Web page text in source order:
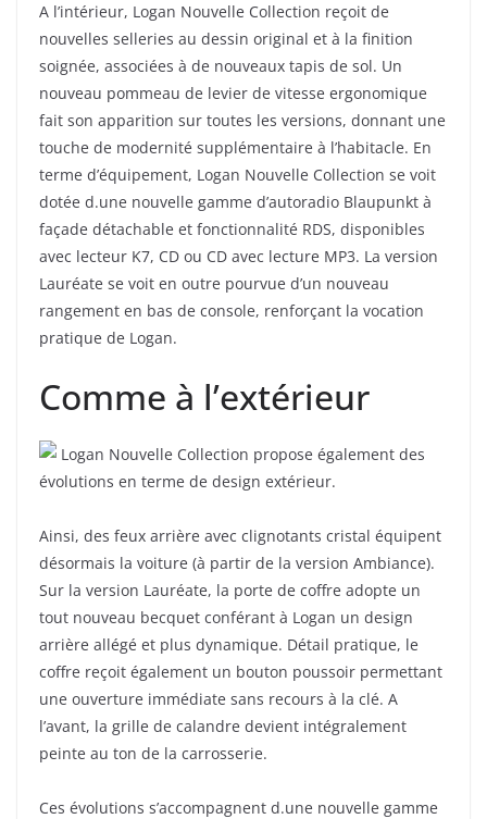
A l’intérieur, Logan Nouvelle Collection reçoit de
nouvelles selleries au dessin original et à la finition
soignée, associées à de nouveaux tapis de sol. Un
nouveau pommeau de levier de vitesse ergonomique
fait son apparition sur toutes les versions, donnant une
touche de modernité supplémentaire à l’habitacle. En
terme d’équipement, Logan Nouvelle Collection se voit
dotée d.une nouvelle gamme d’autoradio Blaupunkt à
façade détachable et fonctionnalité RDS, disponibles
avec lecteur K7, CD ou CD avec lecture MP3. La version
Lauréate se voit en outre pourvue d’un nouveau
rangement en bas de console, renforçant la vocation
pratique de Logan.
Comme à l’extérieur
Logan Nouvelle Collection propose également des
évolutions en terme de design extérieur.
Ainsi, des feux arrière avec clignotants cristal équipent
désormais la voiture (à partir de la version Ambiance).
Sur la version Lauréate, la porte de coffre adopte un
tout nouveau becquet conférant à Logan un design
arrière allégé et plus dynamique. Détail pratique, le
coffre reçoit également un bouton poussoir permettant
une ouverture immédiate sans recours à la clé. A
l’avant, la grille de calandre devient intégralement
peinte au ton de la carrosserie.
Ces évolutions s’accompagnent d.une nouvelle gamme